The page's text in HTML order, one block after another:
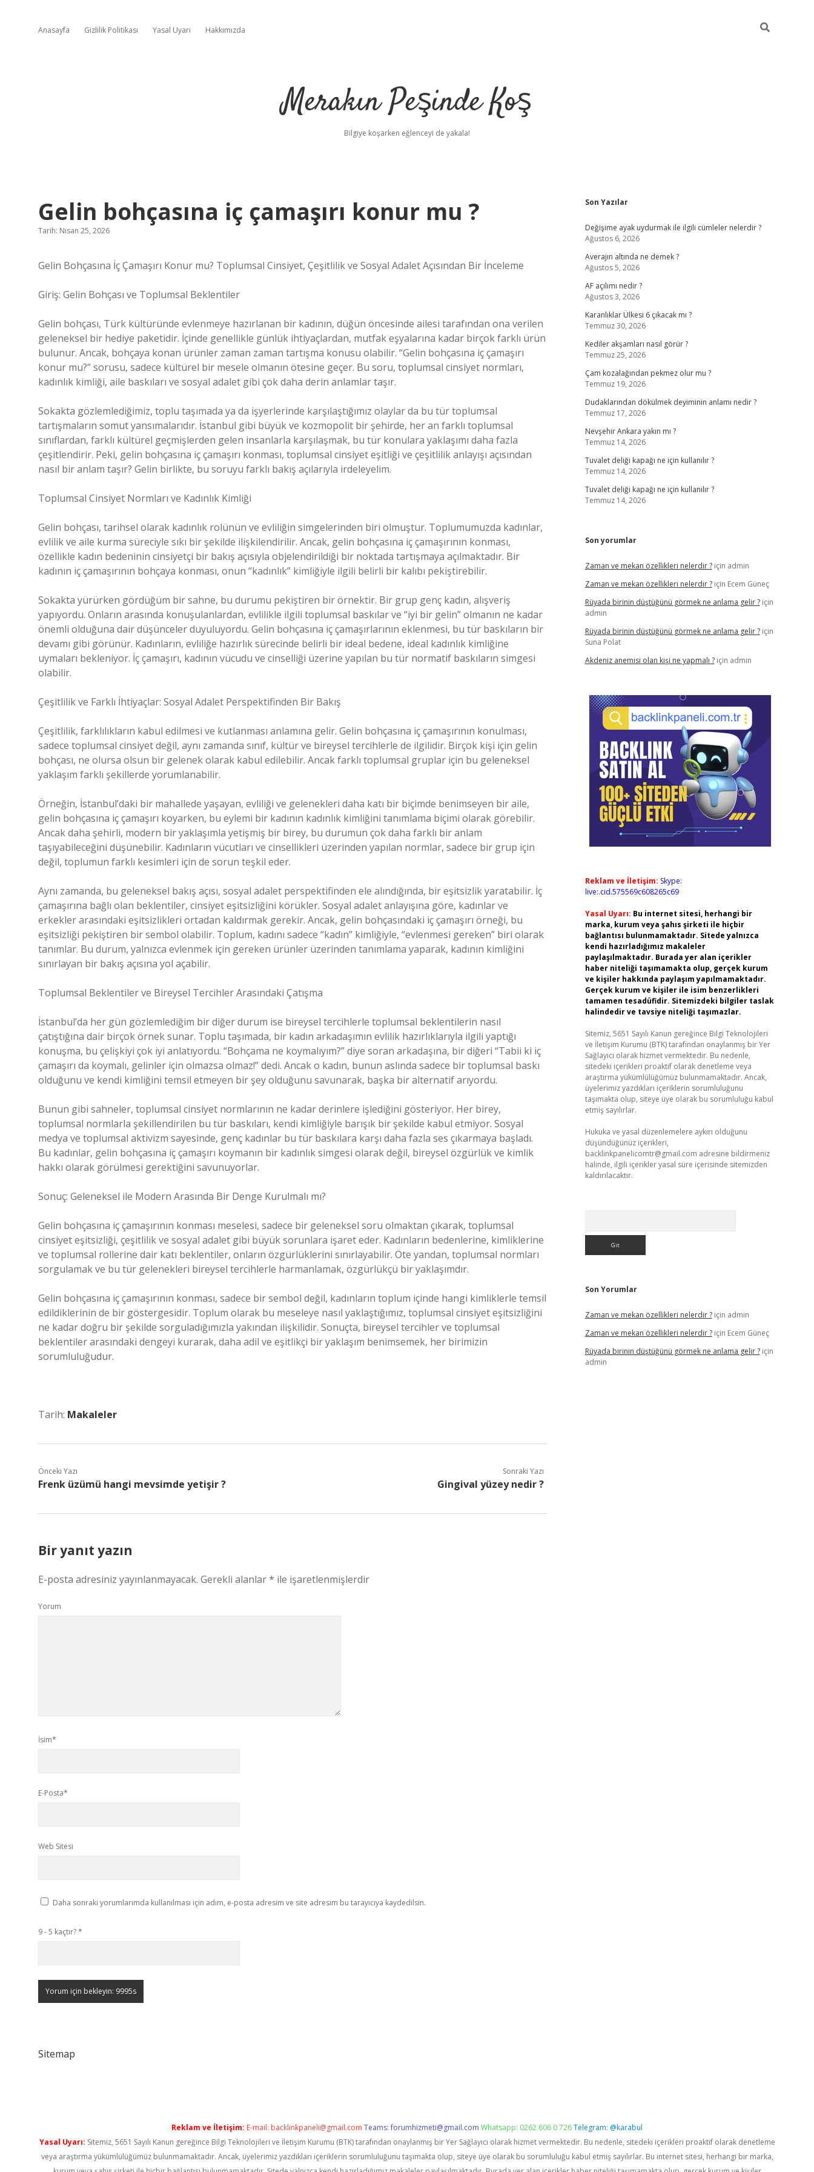
Anasayfa Gizlilik Politikası Yasal Uyarı Hakkımızda
Merakın Peşinde Koş
Bilgiye koşarken eğlenceyi de yakala!
Gelin bohçasına iç çamaşırı konur mu ?
Tarih: Nisan 25, 2026
Gelin Bohçasına İç Çamaşırı Konur mu? Toplumsal Cinsiyet, Çeşitlilik ve Sosyal Adalet Açısından Bir İnceleme
Giriş: Gelin Bohçası ve Toplumsal Beklentiler
Gelin bohçası, Türk kültüründe evlenmeye hazırlanan bir kadının, düğün öncesinde ailesi tarafından ona verilen
geleneksel bir hediye paketidir. İçinde genellikle günlük ihtiyaçlardan, mutfak eşyalarına kadar birçok farklı ürün
bulunur. Ancak, bohçaya konan ürünler zaman zaman tartışma konusu olabilir. “Gelin bohçasına iç çamaşırı
konur mu?” sorusu, sadece kültürel bir mesele olmanın ötesine geçer. Bu soru, toplumsal cinsiyet normları,
kadınlık kimliği, aile baskıları ve sosyal adalet gibi çok daha derin anlamlar taşır.
Sokakta gözlemlediğimiz, toplu taşımada ya da işyerlerinde karşılaştığımız olaylar da bu tür toplumsal
tartışmaların somut yansımalarıdır. İstanbul gibi büyük ve kozmopolit bir şehirde, her an farklı toplumsal
sınıflardan, farklı kültürel geçmişlerden gelen insanlarla karşılaşmak, bu tür konulara yaklaşımı daha fazla
çeşitlendirir. Peki, gelin bohçasına iç çamaşırı konması, toplumsal cinsiyet eşitliği ve çeşitlilik anlayışı açısından
nasıl bir anlam taşır? Gelin birlikte, bu soruyu farklı bakış açılarıyla irdeleyelim.
Toplumsal Cinsiyet Normları ve Kadınlık Kimliği
Gelin bohçası, tarihsel olarak kadınlık rolünün ve evliliğin simgelerinden biri olmuştur. Toplumumuzda kadınlar,
evlilik ve aile kurma süreciyle sıkı bir şekilde ilişkilendirilir. Ancak, gelin bohçasına iç çamaşırının konması,
özellikle kadın bedeninin cinsiyetçi bir bakış açısıyla objelendirildiği bir noktada tartışmaya açılmaktadır. Bir
kadının iç çamaşırının bohçaya konması, onun “kadınlık” kimliğiyle ilgili belirli bir kalıbı pekiştirebilir.
Sokakta yürürken gördüğüm bir sahne, bu durumu pekiştiren bir örnektir. Bir grup genç kadın, alışveriş
yapıyordu. Onların arasında konuşulanlardan, evlilikle ilgili toplumsal baskılar ve “iyi bir gelin” olmanın ne kadar
önemli olduğuna dair düşünceler duyuluyordu. Gelin bohçasına iç çamaşırlarının eklenmesi, bu tür baskıların bir
devamı gibi görünür. Kadınların, evliliğe hazırlık sürecinde belirli bir ideal bedene, ideal kadınlık kimliğine
uymaları bekleniyor. İç çamaşırı, kadının vücudu ve cinselliği üzerine yapılan bu tür normatif baskıların simgesi
olabilir.
Çeşitlilik ve Farklı İhtiyaçlar: Sosyal Adalet Perspektifinden Bir Bakış
Çeşitlilik, farklılıkların kabul edilmesi ve kutlanması anlamına gelir. Gelin bohçasına iç çamaşırının konulması,
sadece toplumsal cinsiyet değil, aynı zamanda sınıf, kültür ve bireysel tercihlerle de ilgilidir. Birçok kişi için gelin
bohçası, ne olursa olsun bir gelenek olarak kabul edilebilir. Ancak farklı toplumsal gruplar için bu geleneksel
yaklaşım farklı şekillerde yorumlanabilir.
Örneğin, İstanbul’daki bir mahallede yaşayan, evliliği ve gelenekleri daha katı bir biçimde benimseyen bir aile,
gelin bohçasına iç çamaşırı koyarken, bu eylemi bir kadının kadınlık kimliğini tanımlama biçimi olarak görebilir.
Ancak daha şehirli, modern bir yaklaşımla yetişmiş bir birey, bu durumun çok daha farklı bir anlam
taşıyabileceğini düşünebilir. Kadınların vücutları ve cinsellikleri üzerinden yapılan normlar, sadece bir grup için
değil, toplumun farklı kesimleri için de sorun teşkil eder.
Aynı zamanda, bu geleneksel bakış açısı, sosyal adalet perspektifinden ele alındığında, bir eşitsizlik yaratabilir. İç
çamaşırına bağlı olan beklentiler, cinsiyet eşitsizliğini körükler. Sosyal adalet anlayışına göre, kadınlar ve
erkekler arasındaki eşitsizlikleri ortadan kaldırmak gerekir. Ancak, gelin bohçasındaki iç çamaşırı örneği, bu
eşitsizliği pekiştiren bir sembol olabilir. Toplum, kadını sadece “kadın” kimliğiyle, “evlenmesi gereken” biri olarak
tanımlar. Bu durum, yalnızca evlenmek için gereken ürünler üzerinden tanımlama yaparak, kadının kimliğini
sınırlayan bir bakış açısına yol açabilir.
Toplumsal Beklentiler ve Bireysel Tercihler Arasındaki Çatışma
İstanbul’da her gün gözlemlediğim bir diğer durum ise bireysel tercihlerle toplumsal beklentilerin nasıl
çatıştığına dair birçok örnek sunar. Toplu taşımada, bir kadın arkadaşımın evlilik hazırlıklarıyla ilgili yaptığı
konuşma, bu çelişkiyi çok iyi anlatıyordu. “Bohçama ne koymalıyım?” diye soran arkadaşına, bir diğeri “Tabii ki iç
çamaşırı da koymalı, gelinler için olmazsa olmaz!” dedi. Ancak o kadın, bunun aslında sadece bir toplumsal baskı
olduğunu ve kendi kimliğini temsil etmeyen bir şey olduğunu savunarak, başka bir alternatif arıyordu.
Bunun gibi sahneler, toplumsal cinsiyet normlarının ne kadar derinlere işlediğini gösteriyor. Her birey,
toplumsal normlarla şekillendirilen bu tür baskıları, kendi kimliğiyle barışık bir şekilde kabul etmiyor. Sosyal
medya ve toplumsal aktivizm sayesinde, genç kadınlar bu tür baskılara karşı daha fazla ses çıkarmaya başladı.
Bu kadınlar, gelin bohçasına iç çamaşırı koymanın bir kadınlık simgesi olarak değil, bireysel özgürlük ve kimlik
hakkı olarak görülmesi gerektiğini savunuyorlar.
Sonuç: Geleneksel ile Modern Arasında Bir Denge Kurulmalı mı?
Gelin bohçasına iç çamaşırının konması meselesi, sadece bir geleneksel soru olmaktan çıkarak, toplumsal
cinsiyet eşitsizliği, çeşitlilik ve sosyal adalet gibi büyük sorunlara işaret eder. Kadınların bedenlerine, kimliklerine
ve toplumsal rollerine dair katı beklentiler, onların özgürlüklerini sınırlayabilir. Öte yandan, toplumsal normları
sorgulamak ve bu tür gelenekleri bireysel tercihlerle harmanlamak, özgürlükçü bir yaklaşımdır.
Gelin bohçasına iç çamaşırının konması, sadece bir sembol değil, kadınların toplum içinde hangi kimliklerle temsil
edildiklerinin de bir göstergesidir. Toplum olarak bu meseleye nasıl yaklaştığımız, toplumsal cinsiyet eşitsizliğini
ne kadar doğru bir şekilde sorguladığımızla yakından ilişkilidir. Sonuçta, bireysel tercihler ve toplumsal
beklentiler arasındaki dengeyi kurarak, daha adil ve eşitlikçi bir yaklaşım benimsemek, her birimizin
sorumluluğudur.
Tarih: Makaleler
Önceki Yazı
Frenk üzümü hangi mevsimde yetişir ?
Sonraki Yazı
Gingival yüzey nedir ?
Bir yanıt yazın
E-posta adresiniz yayınlanmayacak. Gerekli alanlar* ile işaretlenmişlerdir
Yorum
İsim*
E-Posta*
Web Sitesi
Daha sonraki yorumlarımda kullanılması için adım, e-posta adresim ve site adresim bu tarayıcıya kaydedilsin.
9 - 5 kaçtır?*
Sitemap
Sidebar
Son Yazılar
Değişime ayak uydurmak ile ilgili cümleler nelerdir ?
Ağustos 6, 2026
Averajın altında ne demek ?
Ağustos 5, 2026
AF açılımı nedir ?
Ağustos 3, 2026
Karanlıklar Ülkesi 6 çıkacak mı ?
Temmuz 30, 2026
Kediler akşamları nasıl görür ?
Temmuz 25, 2026
Çam kozalağından pekmez olur mu ?
Temmuz 19, 2026
Dudaklarından dökülmek deyiminin anlamı nedir ?
Temmuz 17, 2026
Nevşehir Ankara yakın mı ?
Temmuz 14, 2026
Tuvalet deliği kapağı ne için kullanılır ?
Temmuz 14, 2026
Tuvalet deliği kapağı ne için kullanılır ?
Temmuz 14, 2026
Son yorumlar
Zaman ve mekan özellikleri nelerdir ?için admin
Zaman ve mekan özellikleri nelerdir ?için Ecem Güneç
Rüyada birinin düştüğünü görmek ne anlama gelir ?için
admin
Rüyada birinin düştüğünü görmek ne anlama gelir ?için
Suna Polat
Akdeniz anemisi olan kişi ne yapmalı ?için admin
Reklam ve İletişim: Skype:
live:.cid.575569c608265c69
Yasal Uyarı: Bu internet sitesi, herhangi bir
marka, kurum veya şahıs şirketi ile hiçbir
bağlantısı bulunmamaktadır. Sitede yalnızca
kendi hazırladığımız makaleler
paylaşılmaktadır. Burada yer alan içerikler
haber niteliği taşımamakta olup, gerçek kurum
ve kişiler hakkında paylaşım yapılmamaktadır.
Gerçek kurum ve kişiler ile isim benzerlikleri
tamamen tesadüfidir. Sitemizdeki bilgiler taslak
halindedir ve tavsiye niteliği taşımazlar.
Sitemiz, 5651 Sayılı Kanun gereğince Bilgi Teknolojileri
ve İletişim Kurumu (BTK) tarafından onaylanmış bir Yer
Sağlayıcı olarak hizmet vermektedir. Bu nedenle,
sitedeki içerikleri proaktif olarak denetleme veya
araştırma yükümlülüğümüz bulunmamaktadır. Ancak,
üyelerimiz yazdıkları içeriklerin sorumluluğunu
taşımakta olup, siteye üye olarak bu sorumluluğu kabul
etmiş sayılırlar.
Hukuka ve yasal düzenlemelere aykırı olduğunu
düşündüğünüz içerikleri,
backlinkpanelicomtr@gmail.com adresine bildirmeniz
halinde, ilgili içerikler yasal süre içerisinde sitemizden
kaldırılacaktır.
Son Yorumlar
Zaman ve mekan özellikleri nelerdir ?için admin
Zaman ve mekan özellikleri nelerdir ?için Ecem Güneç
Rüyada birinin düştüğünü görmek ne anlama gelir ?için
admin
Reklam ve İletişim: E-mail: backlinkpaneli@gmail.com Teams:forumhizmeti@gmail.com Whatsapp: 0262 606 0 726Telegram: @karabul
Yasal Uyarı: Sitemiz, 5651 Sayılı Kanun gereğince Bilgi Teknolojileri ve İletişim Kurumu (BTK) tarafından onaylanmış bir Yer Sağlayıcı olarak hizmet vermektedir. Bu nedenle, sitedeki içerikleri proaktif olarak denetleme
veya araştırma yükümlülüğümüz bulunmamaktadır. Ancak, üyelerimiz yazdıkları içeriklerin sorumluluğunu taşımakta olup, siteye üye olarak bu sorumluluğu kabul etmiş sayılırlar. Bu internet sitesi, herhangi bir marka,